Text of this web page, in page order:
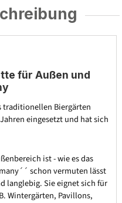
für Außen und
traditionellen Biergärten
eingesetzt und hat sich
ist - wie es das
schon vermuten lässt
langlebig. Sie eignet sich für
Wintergärten, Pavillons,